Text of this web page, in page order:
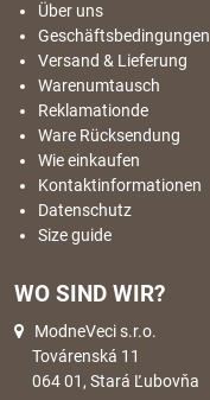
Über uns
Geschäftsbedingungen
Versand & Lieferung
Warenumtausch
Reklamationde
Ware Rücksendung
Wie einkaufen
Kontaktinformationen
Datenschutz
Size guide
WO SIND WIR?
ModneVeci s.r.o.
Továrenská 11
064 01, Stará Ľubovňa